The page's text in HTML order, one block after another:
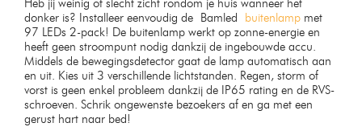
Heb jij weinig of slecht zicht rondom je huis wanneer het
donker is? Installeer eenvoudig de Bamled buitenlamp met
97 LEDs 2-pack! De buitenlamp werkt op zonne-energie en
heeft geen stroompunt nodig dankzij de ingebouwde accu.
Middels de bewegingsdetector gaat de lamp automatisch aan
en uit. Kies uit 3 verschillende lichtstanden. Regen, storm of
vorst is geen enkel probleem dankzij de IP65 rating en de RVS-
schroeven. Schrik ongewenste bezoekers af en ga met een
gerust hart naar bed!